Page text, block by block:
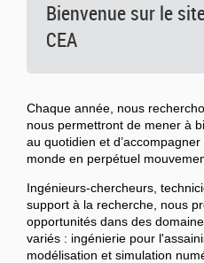
Bienvenue sur le
CEA
Chaque année, nous
nous permettront de mener à
au quotidien et
monde en perpétuel
Ingénieurs-chercheurs,
support à la recherche, nous
opportunités dans des
variés : ingénierie pour
modélisation et simulation